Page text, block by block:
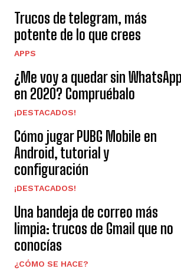
Trucos de telegram, más
potente de lo que crees
APPS
¿Me voy a quedar sin WhatsApp
en 2020? Compruébalo
¡DESTACADOS!
Cómo jugar PUBG Mobile en
Android, tutorial y
configuración
¡DESTACADOS!
Una bandeja de correo más
limpia: trucos de Gmail que no
conocías
¿CÓMO SE HACE?